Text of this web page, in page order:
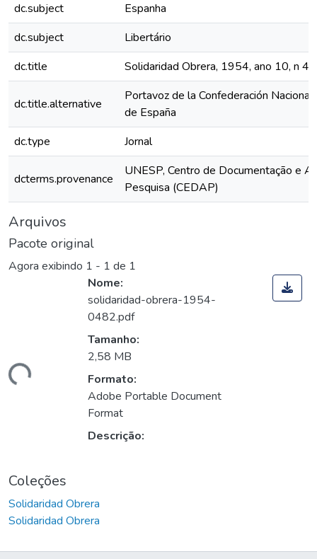
dc.subject
Espanha
dc.subject
Libertário
dc.title
Solidaridad Obrera, 1954, ano 10, n
dc.title.alternative
Portavoz de la Confederación Nacional
de España
dc.type
Jornal
dcterms.provenance
UNESP, Centro de Documentação e
Pesquisa (CEDAP)
Arquivos
Pacote original
Agora exibindo 1 - 1 de 1
Nome:
solidaridad-obrera-1954-
0482.pdf
Tamanho:
2,58 MB
Formato:
Adobe Portable Document
Format
Descrição:
Coleções
Solidaridad Obrera
Solidaridad Obrera